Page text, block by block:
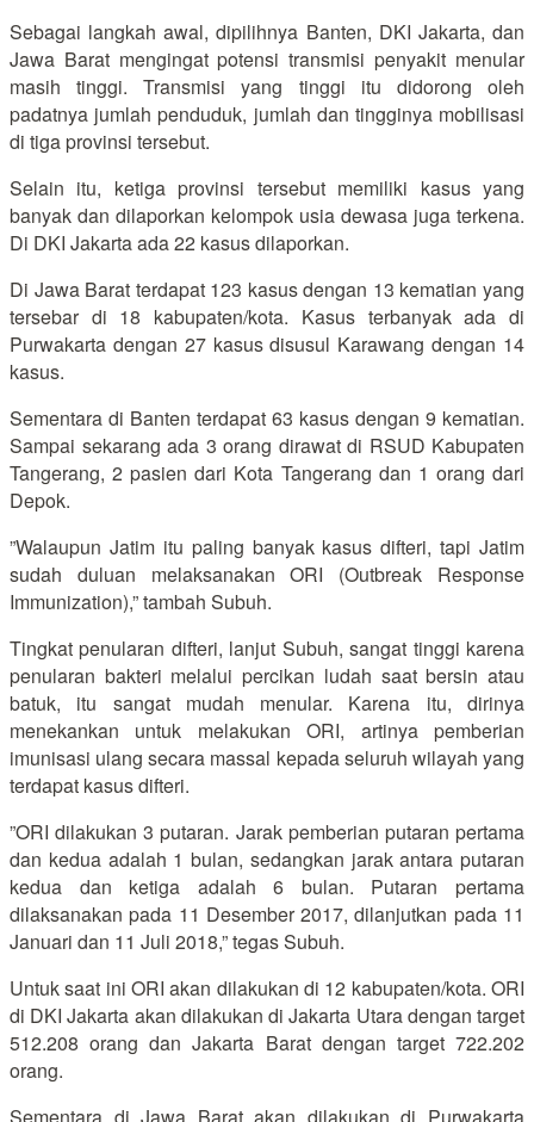
Sebagai langkah awal, dipilihnya Banten, DKI Jakarta, dan
Jawa Barat mengingat potensi transmisi penyakit menular
masih tinggi. Transmisi yang tinggi itu didorong oleh
padatnya jumlah penduduk, jumlah dan tingginya mobilisasi
di tiga provinsi tersebut.
Selain itu, ketiga provinsi tersebut memiliki kasus yang
banyak dan dilaporkan kelompok usia dewasa juga terkena.
Di DKI Jakarta ada 22 kasus dilaporkan.
Di Jawa Barat terdapat 123 kasus dengan 13 kematian yang
tersebar di 18 kabupaten/kota. Kasus terbanyak ada di
Purwakarta dengan 27 kasus disusul Karawang dengan 14
kasus.
Sementara di Banten terdapat 63 kasus dengan 9 kematian.
Sampai sekarang ada 3 orang dirawat di RSUD Kabupaten
Tangerang, 2 pasien dari Kota Tangerang dan 1 orang dari
Depok.
”Walaupun Jatim itu paling banyak kasus difteri, tapi Jatim
sudah duluan melaksanakan ORI (Outbreak Response
Immunization),” tambah Subuh.
Tingkat penularan difteri, lanjut Subuh, sangat tinggi karena
penularan bakteri melalui percikan ludah saat bersin atau
batuk, itu sangat mudah menular. Karena itu, dirinya
menekankan untuk melakukan ORI, artinya pemberian
imunisasi ulang secara massal kepada seluruh wilayah yang
terdapat kasus difteri.
”ORI dilakukan 3 putaran. Jarak pemberian putaran pertama
dan kedua adalah 1 bulan, sedangkan jarak antara putaran
kedua dan ketiga adalah 6 bulan. Putaran pertama
dilaksanakan pada 11 Desember 2017, dilanjutkan pada 11
Januari dan 11 Juli 2018,” tegas Subuh.
Untuk saat ini ORI akan dilakukan di 12 kabupaten/kota. ORI
di DKI Jakarta akan dilakukan di Jakarta Utara dengan target
512.208 orang dan Jakarta Barat dengan target 722.202
orang.
Sementara di Jawa Barat akan dilakukan di Purwakarta